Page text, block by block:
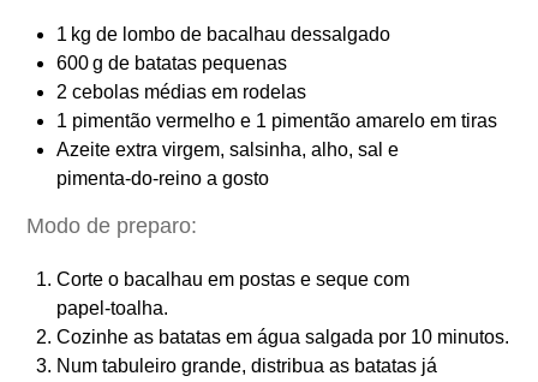
1 kg de lombo de bacalhau dessalgado
600 g de batatas pequenas
2 cebolas médias em rodelas
1 pimentão vermelho e 1 pimentão amarelo em tiras
Azeite extra virgem, salsinha, alho, sal e
pimenta‑do‑reino a gosto
Modo de preparo:
Corte o bacalhau em postas e seque com
papel‑toalha.
Cozinhe as batatas em água salgada por 10 minutos.
Num tabuleiro grande, distribua as batatas já